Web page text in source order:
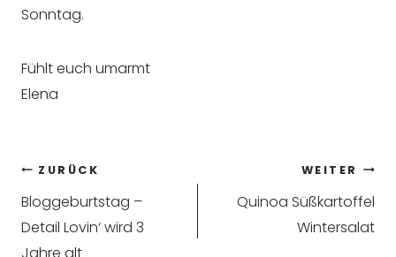
Sonntag.
Fühlt euch umarmt
Elena
Beitragsnavigation
ZURÜCK
Bloggeburtstag –
Detail Lovin‘ wird 3
Jahre alt
WEITER
Quinoa Süßkartoffel
Wintersalat